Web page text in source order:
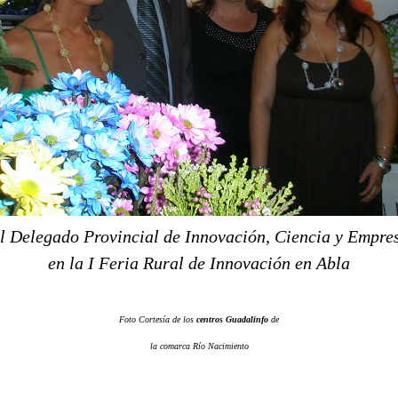
Delegado Provincial de Innovación, Ciencia y
en la I Feria Rural de Innovación en Abla
Foto Cortesía de los centros Guadalinfo de
la comarca Río Nacimiento